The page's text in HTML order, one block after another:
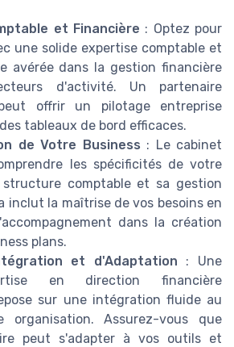
et Financière : Optez pour
une solide expertise comptable et
avérée dans la gestion financière
d'activité. Un partenaire
offrir un pilotage entreprise
tableaux de bord efficaces.
de Votre Business : Le cabinet
les spécificités de votre
structure comptable et sa gestion
inclut la maîtrise de vos besoins en
dans la création
plans.
et d'Adaptation : Une
en direction financière
sur une intégration fluide au
organisation. Assurez-vous que
peut s'adapter à vos outils et